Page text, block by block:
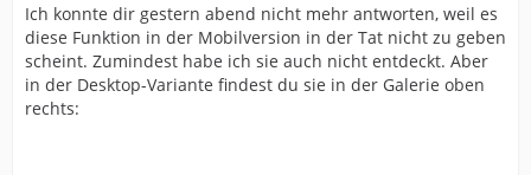
Ich konnte dir gestern abend nicht mehr antworten, weil es
diese Funktion in der Mobilversion in der Tat nicht zu geben
scheint. Zumindest habe ich sie auch nicht entdeckt. Aber
in der Desktop-Variante findest du sie in der Galerie oben
rechts: